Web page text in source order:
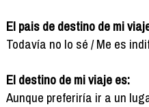
El pais de destino de mi
Todavía no lo sé / Me es
El destino de mi viaje es:
Aunque preferiría ir a un